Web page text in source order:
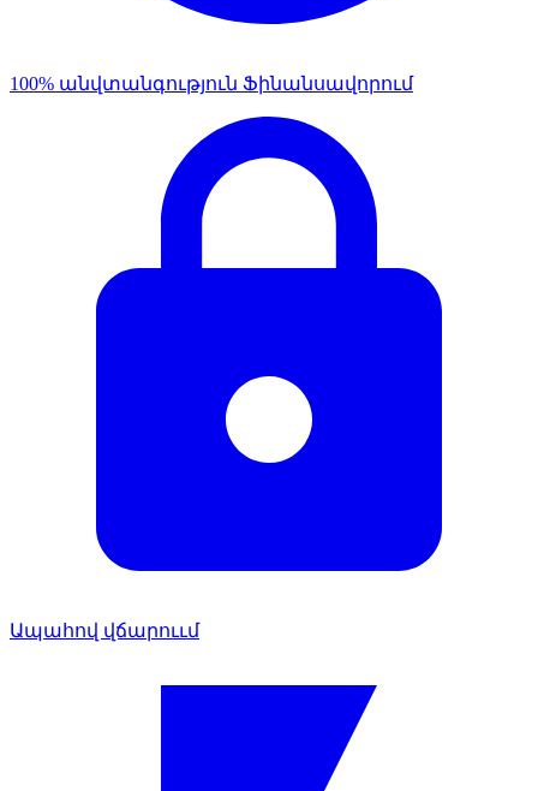
100% անվտանգություն Ֆինանսավորում
Ապահով վճարոււմ